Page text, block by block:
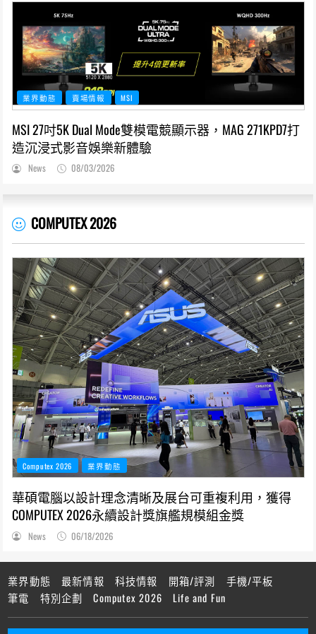
業界動態 賣場情報 MSI
MSI 27吋5K Dual Mode雙模電競顯示器，MAG 271KPD7打
造沉浸式影音娛樂新體驗
News 08/03/2026
COMPUTEX 2026
Computex 2026 業界動態
華碩電腦以設計理念清晰及展台可重複利用，獲得
COMPUTEX 2026永續設計獎旗艦規模組金獎
News 06/18/2026
業界動態 最新情報 科技情報 開箱/評測
手機/平板
筆電
特別企劃 Computex 2026 Life and Fun